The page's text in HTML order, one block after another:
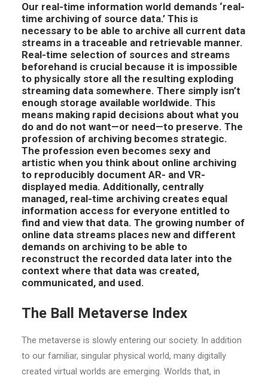
Our real-time information world demands ‘real-
time archiving of source data.’ This is
necessary to be able to archive all current data
streams in a traceable and retrievable manner.
Real-time selection of sources and streams
beforehand is crucial because it is impossible
to physically store all the resulting exploding
streaming data somewhere. There simply isn’t
enough storage available worldwide. This
means making rapid decisions about what you
do and do not want—or need—to preserve. The
profession of archiving becomes strategic.
The profession even becomes sexy and
artistic when you think about online archiving
to reproducibly document AR- and VR-
displayed media. Additionally, centrally
managed, real-time archiving creates equal
information access for everyone entitled to
find and view that data. The growing number of
online data streams places new and different
demands on archiving to be able to
reconstruct the recorded data later into the
context where that data was created,
communicated, and used.
The Ball Metaverse Index
The metaverse is slowly entering our society. In addition
to our familiar, singular physical world, many digitally
created virtual worlds are emerging. Worlds that, in